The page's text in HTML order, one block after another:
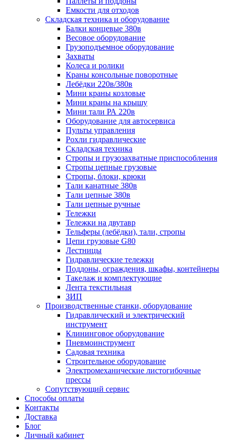
Емкости для отходов
Складская техника и оборудование
Балки концевые 380в
Весовое оборудование
Грузоподъемное оборудование
Захваты
Колеса и ролики
Краны консольные поворотные
Лебёдки 220в/380в
Мини краны козловые
Мини краны на крышу
Мини тали РА 220в
Оборудование для автосервиса
Пульты управления
Рохли гидравлические
Складская техника
Стропы и грузозахватные приспособления
Стропы цепные грузовые
Стропы, блоки, крюки
Тали канатные 380в
Тали цепные 380в
Тали цепные ручные
Тележки
Тележки на двутавр
Тельферы (лебёдки), тали, стропы
Цепи грузовые G80
Лестницы
Гидравлические тележки
Поддоны, ограждения, шкафы, контейнеры
Такелаж и комплектующие
Лента текстильная
ЗИП
Производственные станки, оборудование
Гидравлический и электрический
инструмент
Клининговое оборудование
Пневмоинструмент
Садовая техника
Строительное оборудование
Электромеханические листогибочные
прессы
Сопутствующий сервис
Способы оплаты
Контакты
Доставка
Блог
Личный кабинет